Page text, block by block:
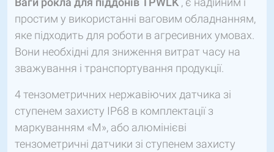
простим у використанні ваговим обладнанням,
яке підходить для роботи в агресивних умовах.
Вони необхідні для зниження витрат часу на
зважування і транспортування продукції.
4 тензометричних нержавіючих датчика зі
ступенем захисту IP68 в комплектації з
маркуванням «М», або алюмінієві
тензометричні датчики зі ступенем захисту